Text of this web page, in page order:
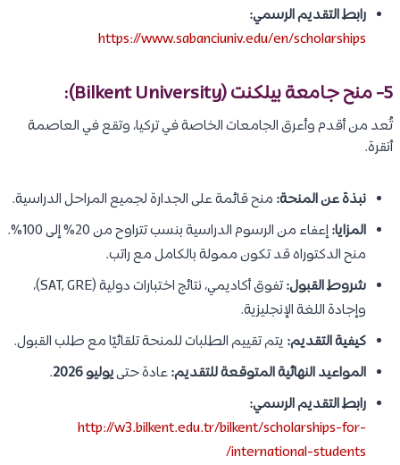
رابط التقديم الرسمي:
https://www.sabanciuniv.edu/en/scholarships
5- منح جامعة بيلكنت (Bilkent University) :
تُعد من أقدم وأعرق الجامعات الخاصة في تركيا، وتقع في العاصمة
أنقرة.
نبذة عن المنحة: منح قائمة على الجدارة لجميع المراحل الدراسية.
المزايا:
إعفاء من الرسوم الدراسية بنسب تتراوح من 20% إلى 100%.
منح الدكتوراه قد تكون ممولة بالكامل مع راتب.
شروط القبول:
تفوق أكاديمي، نتائج اختبارات دولية (SAT, GRE)،
وإجادة اللغة الإنجليزية.
كيفية التقديم: يتم تقييم الطلبات للمنحة تلقائيًا مع طلب القبول.
المواعيد النهائية المتوقعة للتقديم:عادة حتىيوليو 2026
.
رابط التقديم الرسمي:
http://w3.bilkent.edu.tr/bilkent/scholarships-for-
international-students/